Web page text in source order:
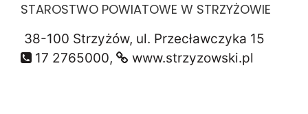
STAROSTWO POWIATOWE W STRZYŻOWIE
38-100 Strzyżów, ul. Przecławczyka 15
17 2765000,
www.strzyzowski.pl